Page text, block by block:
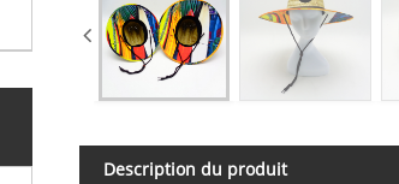
Description du produit